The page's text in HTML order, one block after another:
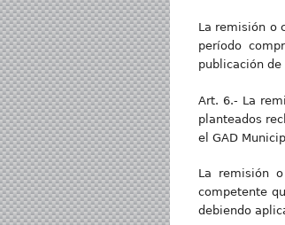
La remisión o
período
publicación
Art. 6.- La
planteados
el GAD
La remisión
competente
debiendo